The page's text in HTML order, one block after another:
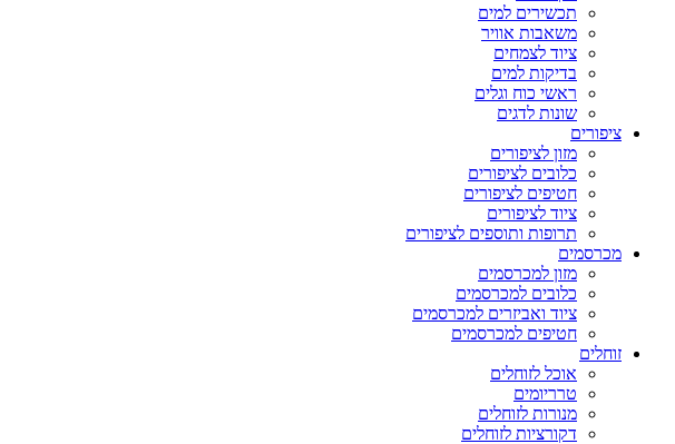
תכשירים למים
משאבות אוויר
ציוד לצמחים
בדיקות למים
ראשי כוח וגלים
שונות לדגים
ציפורים
מזון לציפורים
כלובים לציפורים
חטיפים לציפורים
ציוד לציפורים
תרופות ותוספים לציפורים
מכרסמים
מזון למכרסמים
כלובים למכרסמים
ציוד ואביזרים למכרסמים
חטיפים למכרסמים
זוחלים
אוכל לזוחלים
טרריומים
מנורות לזוחלים
דקורציות לזוחלים